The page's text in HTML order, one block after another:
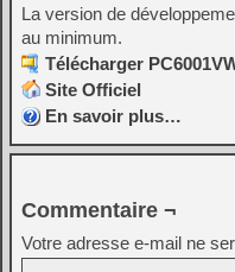
La version de
au minimum.
Télécharger
Site Officiel
En savoir plus…
Commentaire ¬
Votre adresse e-mail ne